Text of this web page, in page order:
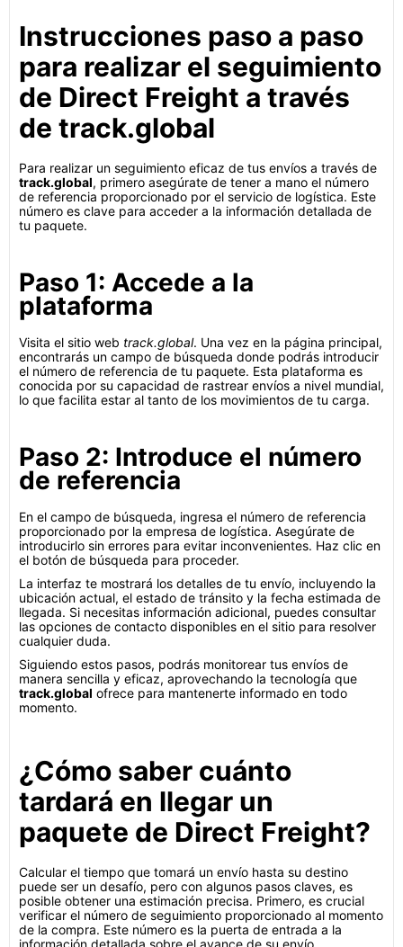
Instrucciones paso a paso
para realizar el seguimiento
de Direct Freight a través
de track.global
Para realizar un seguimiento eficaz de tus envíos a través de
track.global, primero asegúrate de tener a mano el número
de referencia proporcionado por el servicio de logística. Este
número es clave para acceder a la información detallada de
tu paquete.
Paso 1: Accede a la
plataforma
Visita el sitio web track.global. Una vez en la página principal,
encontrarás un campo de búsqueda donde podrás introducir
el número de referencia de tu paquete. Esta plataforma es
conocida por su capacidad de rastrear envíos a nivel mundial,
lo que facilita estar al tanto de los movimientos de tu carga.
Paso 2: Introduce el número
de referencia
En el campo de búsqueda, ingresa el número de referencia
proporcionado por la empresa de logística. Asegúrate de
introducirlo sin errores para evitar inconvenientes. Haz clic en
el botón de búsqueda para proceder.
La interfaz te mostrará los detalles de tu envío, incluyendo la
ubicación actual, el estado de tránsito y la fecha estimada de
llegada. Si necesitas información adicional, puedes consultar
las opciones de contacto disponibles en el sitio para resolver
cualquier duda.
Siguiendo estos pasos, podrás monitorear tus envíos de
manera sencilla y eficaz, aprovechando la tecnología que
track.global ofrece para mantenerte informado en todo
momento.
¿Cómo saber cuánto
tardará en llegar un
paquete de Direct Freight?
Calcular el tiempo que tomará un envío hasta su destino
puede ser un desafío, pero con algunos pasos claves, es
posible obtener una estimación precisa. Primero, es crucial
verificar el número de seguimiento proporcionado al momento
de la compra. Este número es la puerta de entrada a la
información detallada sobre el avance de su envío.